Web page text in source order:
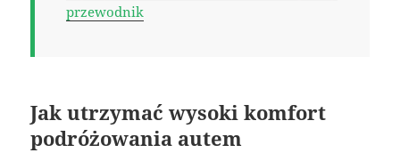
przewodnik
Jak utrzymać wysoki komfort
podróżowania autem